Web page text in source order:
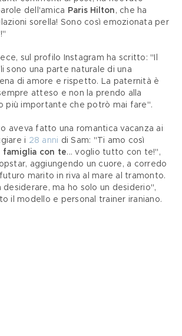
dell'amica Paris Hilton , che ha
sorella! Sono così emozionata per
sul profilo Instagram ha scritto: "Il
sono una parte naturale di una
di amore e rispetto. La paternità è
atteso e non la prendo alla
più importante che potrò mai fare".
i 28 anni di Sam: "Ti amo così
famiglia con te... voglio tutto con te!",
aggiungendo un cuore, a corredo
marito in riva al mare al tramonto.
desiderare, ma ho solo un desiderio",
il modello e personal trainer iraniano.